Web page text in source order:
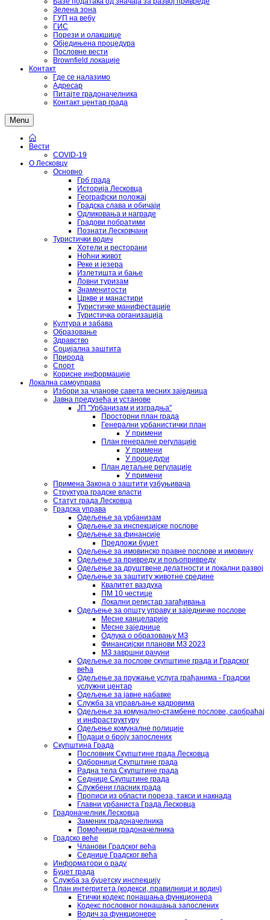
Зелена зона
ГУП на вебу
ГИС
Порези и олакшице
Обједињена процедура
Пословне вести
Brownfield локације
Контакт
Где се налазимо
Адресар
Питајте градоначелника
Контакт центар града
Menu
Вести
COVID-19
О Лесковцу
Основно
Грб града
Историја Лесковца
Географски положај
Градска слава и обичаји
Одликовања и награде
Градови побратими
Познати Лесковчани
Туристички водич
Хотели и ресторани
Ноћни живот
Реке и језера
Излетишта и бање
Ловни туризам
Знаменитости
Цркве и манастири
Туристичке манифестације
Туристичка организација
Култура и забава
Образовање
Здравство
Социјална заштита
Природа
Спорт
Корисне информације
Локална самоуправа
Избори за чланове савета месних заједница
Јавна предузећа и установе
ЈП "Урбанизам и изградња"
Просторни план града
Генерални урбанистички план
У примени
План генералне регулације
У примени
У процедури
План детаљне регулације
У примени
Примена Закона о заштити узбуњивача
Структура градске власти
Статут града Лесковца
Градска управа
Одељење за урбанизам
Одељење за инспекцијске послове
Одељење за финансије
Предложи буџет
Одељење за имовинско правне послове и имовину
Одељење за привреду и пољопривреду
Одељење за друштвене делатности и локални развој
Одељење за заштиту животне средине
Квалитет ваздуха
ПМ 10 честице
Локални регистар загађивања
Одељење за општу управу и заједничке послове
Месне канцеларије
Месне заједнице
Одлука о образовању МЗ
Финансијски планови МЗ 2023
МЗ завршни рачуни
Одељење за послове скупштине града и Градског
већа
Одељење за пружање услуга грађанима - Градски
услужни центар
Одељење за јавне набавке
Служба за управљање кадровима
Одељење за комунално-стамбене послове, саобраћај
и инфраструктуру
Одељење комуналне полиције
Подаци о броју запослених
Скупштина Града
Пословник Скупштине града Лесковца
Одборници Скупштине града
Радна тела Скупштине града
Седнице Скупштине града
Службени гласник града
Прописи из области пореза, такси и накнада
Главни урбаниста Града Лесковца
Градоначелник Лесковца
Заменик градоначелника
Помоћници градоначелника
Градско веће
Чланови Градског већа
Седнице Градског већа
Информатори о раду
Буџет града
Служба за буџетску инспекцију
План интегритета (кодекси, правилници и водич)
Етички кодекс понашања функционера
Кодекс пословног понашања запослених
Водич за функционере